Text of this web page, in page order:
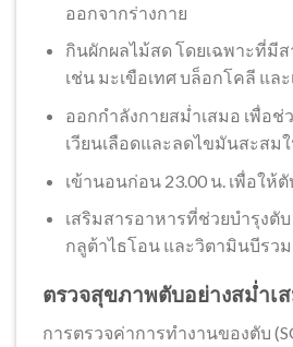
ออกจากร่างกาย
กินผักผลไม้สด โดยเฉพาะที่มี
เช่น มะเขือเทศ บล็อกโคลี และ
ออกกำลังกายสม่ำเสมอ เพื่อช่
เวียนเลือดและลดไขมันสะสม
เข้านอนก่อน 23.00 น. เพื่อให้
เสริมสารอาหารที่ช่วยบำรุงตั
กลูต้าไธโอน และวิตามินบีรวม
ตรวจสุขภาพตับอย่างสม่ำเ
การตรวจค่าการทำงานของตับ